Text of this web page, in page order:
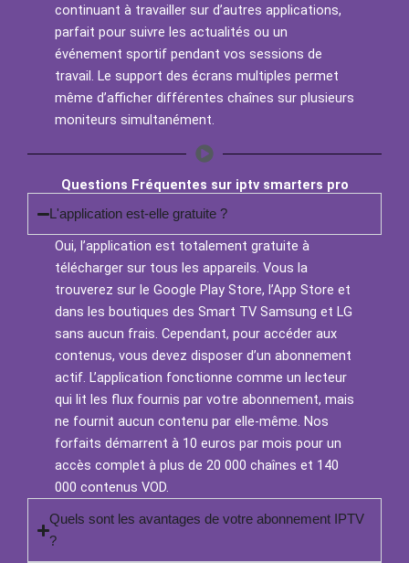
continuant à travailler sur d’autres applications,
parfait pour suivre les actualités ou un
événement sportif pendant vos sessions de
travail. Le support des écrans multiples permet
même d’afficher différentes chaînes sur plusieurs
moniteurs simultanément.
Questions Fréquentes sur iptv smarters pro
L'application est-elle gratuite ?
Oui, l’application est totalement gratuite à
télécharger sur tous les appareils. Vous la
trouverez sur le Google Play Store, l’App Store et
dans les boutiques des Smart TV Samsung et LG
sans aucun frais. Cependant, pour accéder aux
contenus, vous devez disposer d’un abonnement
actif. L’application fonctionne comme un lecteur
qui lit les flux fournis par votre abonnement, mais
ne fournit aucun contenu par elle-même. Nos
forfaits démarrent à 10 euros par mois pour un
accès complet à plus de 20 000 chaînes et 140
000 contenus VOD.
Quels sont les avantages de votre abonnement IPTV
?